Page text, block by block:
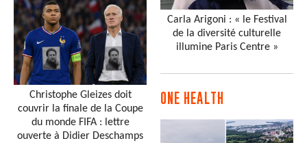
Christophe Gleizes doit
couvrir la finale de la Coupe
du monde FIFA : lettre
ouverte à Didier Deschamps
Carla Arigoni : « le Festival
de la diversité culturelle
illumine Paris Centre »
ONE HEALTH